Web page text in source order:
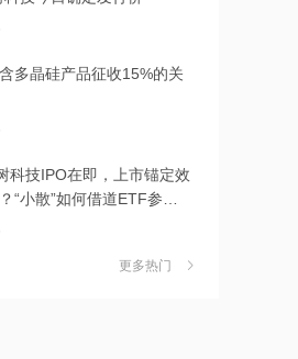
司自动衡器产品没有应用
或商业航天方向
司高纯磷烷产能为140吨/
备磷化铟
击致CPC石油装载量减少
多晶硅产品征收15%的关
科技IPO在即，上市锚定效
“小散”如何借道ETF参
薪罗生门，当事人称：公
更多热门